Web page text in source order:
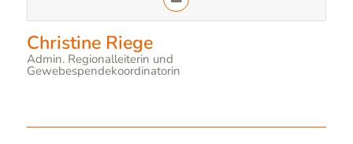
Christine Riege
Admin. Regionalleiterin und
Gewebespendekoordinatorin